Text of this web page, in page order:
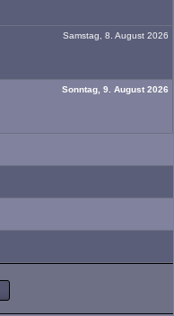
Samstag, 8. August 2026
Sonntag, 9. August 2026